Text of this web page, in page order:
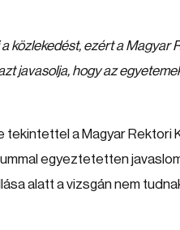
közlekedést, ezért a Magyar
javasolja, hogy az
tekintettel a Magyar Rektori
egyeztetetten
alatt a vizsgán nem